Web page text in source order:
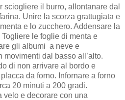
sciogliere il burro, allontanare dal
Unire la scorza grattugiata e
e lo zucchero. Addensare la
le foglie di menta e
gli albumi a neve e
dal basso all’alto.
di non arrivare al bordo e
da forno. Infornare a forno
20 minuti a 200 gradi.
velo e decorare con una